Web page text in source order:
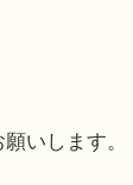
いします。